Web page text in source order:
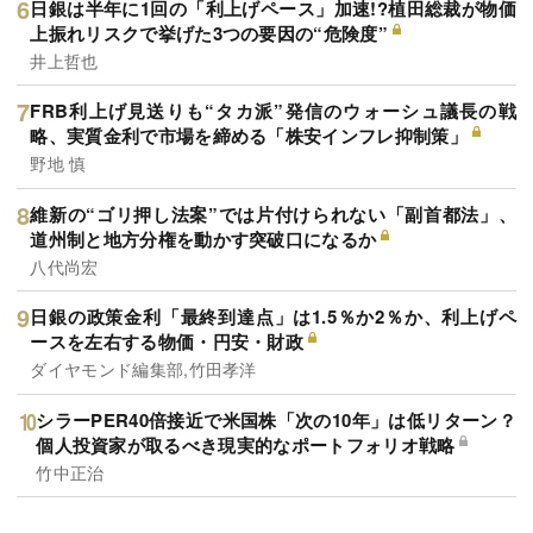
日銀は半年に1回の「利上げペース」加速!?植田総裁が物価
上振れリスクで挙げた3つの要因の“危険度”
井上哲也
FRB利上げ見送りも“タカ派”発信のウォーシュ議長の戦
略、実質金利で市場を締める「株安インフレ抑制策」
野地 慎
維新の“ゴリ押し法案”では片付けられない「副首都法」、
道州制と地方分権を動かす突破口になるか
八代尚宏
日銀の政策金利「最終到達点」は1.5％か2％か、利上げペ
ースを左右する物価・円安・財政
ダイヤモンド編集部,竹田孝洋
シラーPER40倍接近で米国株「次の10年」は低リターン？
個人投資家が取るべき現実的なポートフォリオ戦略
竹中正治